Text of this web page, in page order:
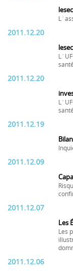
2011.12.20
santé
2011.12.20
santé
2011.12.19
2011.12.09
2011.12.07
Les
Les
2011.12.06